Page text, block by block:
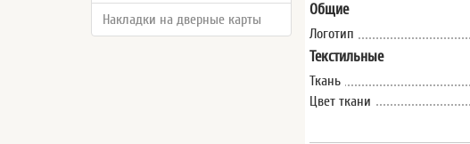
Накладки на дверные карты
Общие
Логотип
Текстильные
Ткань
Цвет ткани